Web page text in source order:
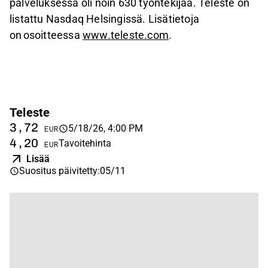
palveluksessa oli noin 630 työntekijää. Teleste on
listattu Nasdaq Helsingissä. Lisätietoja
onosoitteessa www.teleste.com.
Teleste
3,72 EUR 5/18/26, 4:00 PM
4,20 EURTavoitehinta
Lisää
Suositus päivitetty:05/11